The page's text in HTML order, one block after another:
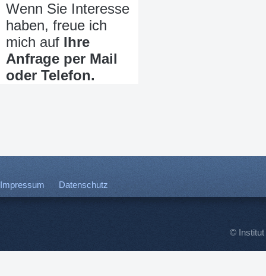
Wenn Sie Interesse
haben, freue ich
mich auf Ihre
Anfrage per Mail
oder Telefon.
Impressum Datenschutz
© Institut